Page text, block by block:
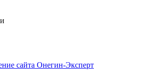
сайта Онегин-Эксперт